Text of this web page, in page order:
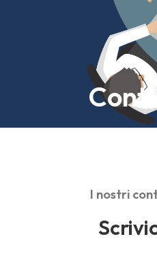
I nostri